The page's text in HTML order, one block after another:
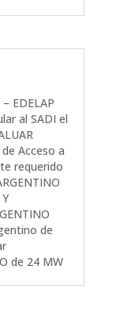
EDELAP
al SADI el
Acceso a
requerido
de
de 24 MW